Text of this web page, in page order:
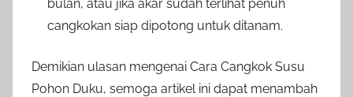
bulan, atau jika akar sudah terlihat penuh
cangkokan siap dipotong untuk ditanam.
Demikian ulasan mengenai Cara Cangkok Susu
Pohon Duku, semoga artikel ini dapat menambah